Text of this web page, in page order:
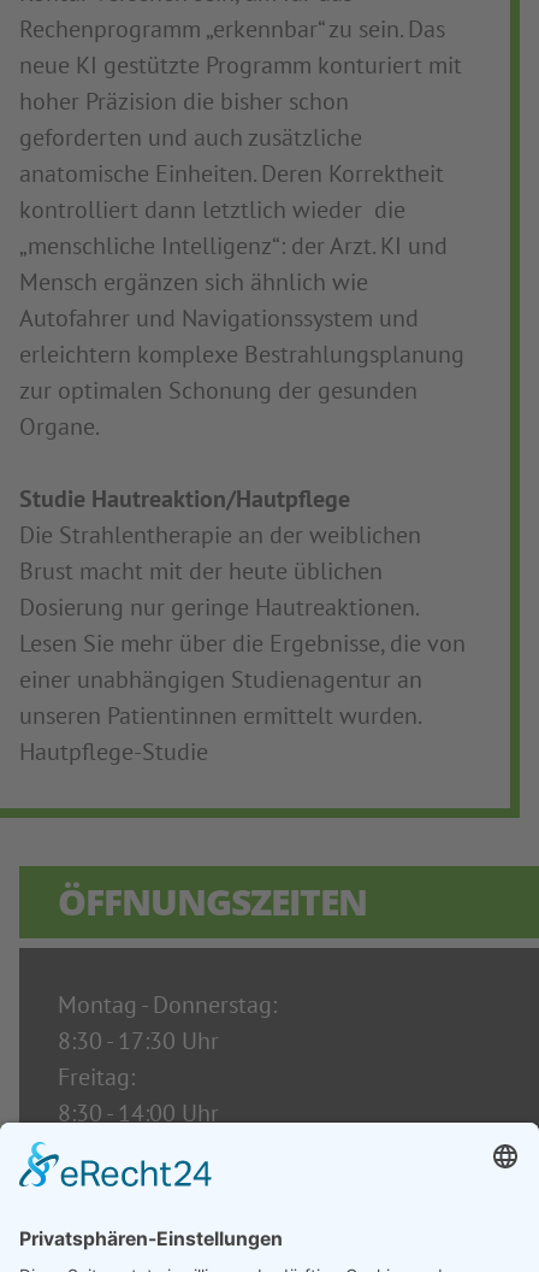
ÖFFNUNGSZEITEN
Rechenprogramm „erkennbar“ zu sein. Das
neue KI gestützte Programm konturiert mit
hoher Präzision die bisher schon
geforderten und auch zusätzliche
anatomische Einheiten. Deren Korrektheit
kontrolliert dann letztlich wieder die
„menschliche Intelligenz“: der Arzt. KI und
Mensch ergänzen sich ähnlich wie
Autofahrer und Navigationssystem und
erleichtern komplexe Bestrahlungsplanung
zur optimalen Schonung der gesunden
Organe.
Studie Hautreaktion/Hautpflege
Die Strahlentherapie an der weiblichen
Brust macht mit der heute üblichen
Dosierung nur geringe Hautreaktionen.
Lesen Sie mehr über die Ergebnisse, die von
einer unabhängigen Studienagentur an
unseren Patientinnen ermittelt wurden.
Hautpflege-Studie
Montag - Donnerstag:
8:30 - 17:30 Uhr
Freitag:
8:30 - 14:00 Uhr
08 81 - 92 45 23 4 - 0